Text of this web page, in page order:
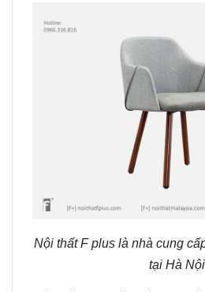
Nội thất F plus là nhà cung
tại Hà Nội